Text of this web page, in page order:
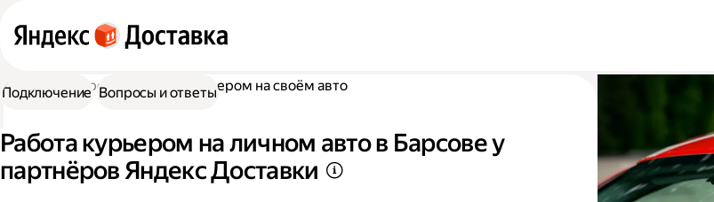
Работа курьером Работа курьером на своём авто
Работа курьером на личном авто в Барсове у
партнёров Яндекс Доставки
Подключение Вопросы и ответы